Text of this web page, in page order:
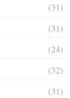
(31)
(31)
(24)
(32)
(31)